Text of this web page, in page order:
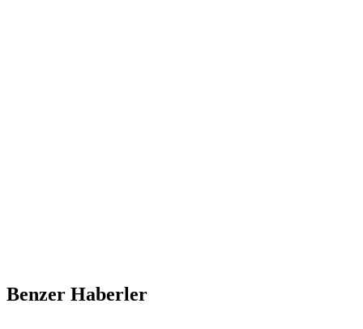
Benzer Haberler